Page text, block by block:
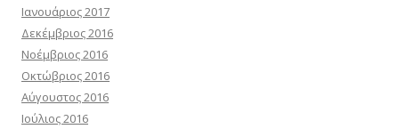
Ιανουάριος 2017
Δεκέμβριος 2016
Νοέμβριος 2016
Οκτώβριος 2016
Αύγουστος 2016
Ιούλιος 2016